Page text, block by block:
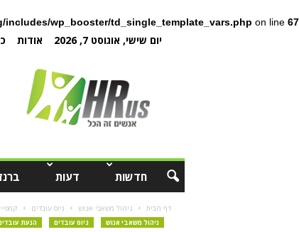
wp_booster/td_single_template_vars.php on line 67
יום שישי, אוגוסט 7, 2026 אודות
חדשות דעות
דף הבית ניהול משאבי אנוש גיוס עובדים
ניהול משאבי אנוש גיוס עובדים הנעת